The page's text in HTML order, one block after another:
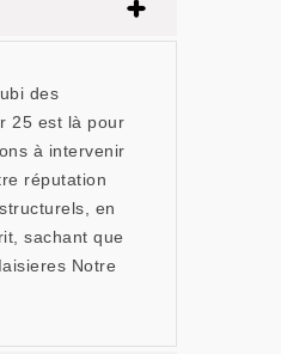
des
25 est là pour
à intervenir
réputation
en
sachant que
Notre